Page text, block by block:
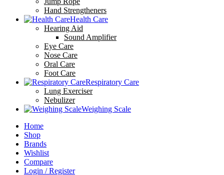
Hand Strengtheners
Health Care
Hearing Aid
Sound Amplifier
Eye Care
Nose Care
Oral Care
Foot Care
Respiratory Care
Lung Exerciser
Nebulizer
Weighing Scale
Home
Shop
Brands
Wishlist
Compare
Login / Register